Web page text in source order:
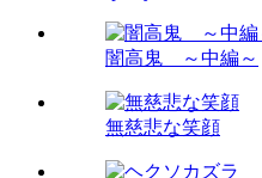
闇高鬼 ～中編～
無慈悲な笑顔